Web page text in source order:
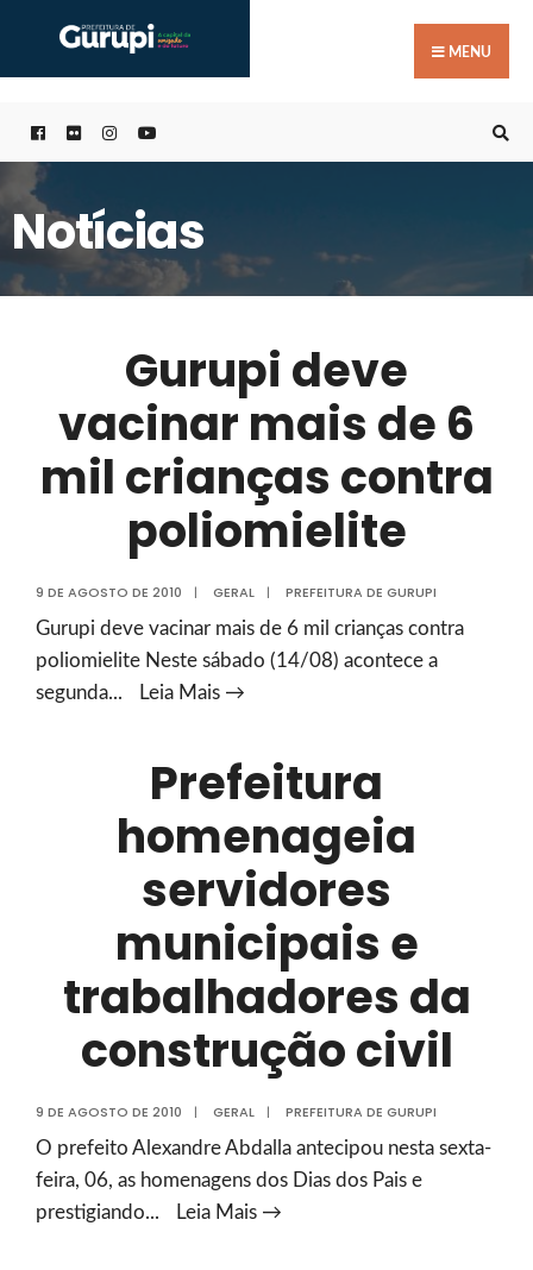
MENU
Notícias
Gurupi deve
vacinar mais de 6
mil crianças contra
poliomielite
9 DE AGOSTO DE 2010 | GERAL | PREFEITURA DE GURUPI
Gurupi deve vacinar mais de 6 mil crianças contra
poliomielite Neste sábado (14/08) acontece a
segunda... Leia Mais →
mais
6
mil
contra
poliomielite
Prefeitura
homenageia
servidores
municipais e
trabalhadores da
construção civil
9 DE AGOSTO DE 2010 | GERAL | PREFEITURA DE GURUPI
O prefeito Alexandre Abdalla antecipou nesta sexta-
feira, 06, as homenagens dos Dias dos Pais e
prestigiando... Leia Mais →
por: